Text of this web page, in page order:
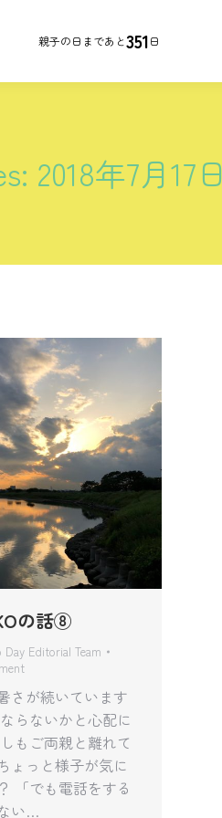
親子の日まであと351日
2018年7月17日
の話⑧
Day Editorial Team
さが続いています
らないかと心配に
もご両親と離れて
ょっと様子が気に
「でも電話をする
い…